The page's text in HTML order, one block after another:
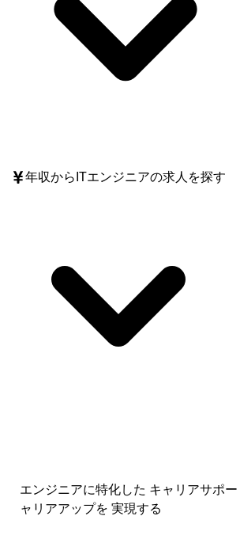
年収からITエンジニアの求人を探す
エンジニアに特化した キャリアサポー
ャリアアップを 実現する